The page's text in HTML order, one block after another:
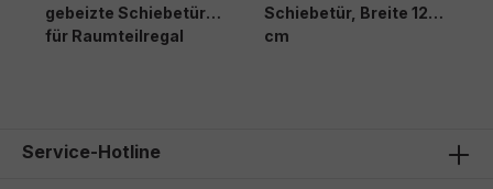
gebeizte Schiebetür
für Raumteilregal
Schiebetür, Breite 125
cm
Service-Hotline